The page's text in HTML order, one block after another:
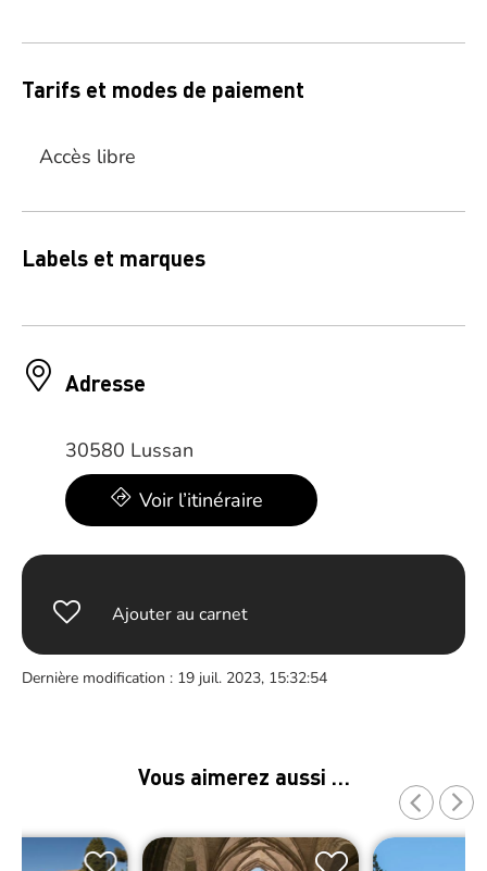
Tarifs et modes de paiement
Accès libre
Labels et marques
Adresse
30580 Lussan
Voir l’itinéraire
Ajouter au carnet
Dernière modification : 19 juil. 2023, 15:32:54
Vous aimerez aussi …